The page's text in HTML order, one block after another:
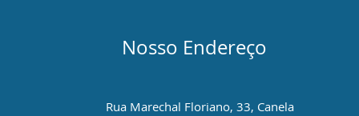
Nosso Endereço
Rua Marechal Floriano, 33, Canela